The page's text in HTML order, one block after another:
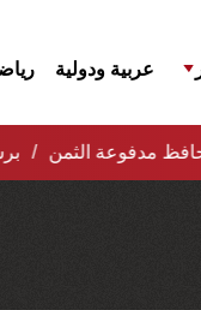
عربية ودولية
مدفوعة الثمن